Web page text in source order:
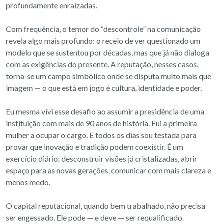
profundamente enraizadas.
Com frequência, o temor do “descontrole” na comunicação
revela algo mais profundo: o receio de ver questionado um
modelo que se sustentou por décadas, mas que já não dialoga
com as exigências do presente. A reputação, nesses casos,
torna-se um campo simbólico onde se disputa muito mais que
imagem — o que está em jogo é cultura, identidade e poder.
Eu mesma vivi esse desafio ao assumir a presidência de uma
instituição com mais de 90 anos de história. Fui a primeira
mulher a ocupar o cargo. E todos os dias sou testada para
provar que inovação e tradição podem coexistir. É um
exercício diário: desconstruir visões já cristalizadas, abrir
espaço para as novas gerações, comunicar com mais clareza e
menos medo.
O capital reputacional, quando bem trabalhado, não precisa
ser engessado. Ele pode — e deve — ser requalificado.